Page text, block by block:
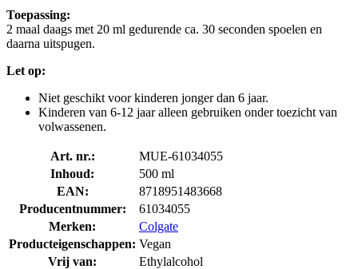
Toepassing:
2 maal daags met 20 ml gedurende ca. 30 seconden spoelen en
daarna uitspugen.
Let op:
Niet geschikt voor kinderen jonger dan 6 jaar.
Kinderen van 6-12 jaar alleen gebruiken onder toezicht van
volwassenen.
Art. nr.:
MUE-61034055
Inhoud:
500 ml
EAN:
8718951483668
Producentnummer:
61034055
Merken:
Colgate
Producteigenschappen: Vegan
Vrij van:
Ethylalcohol